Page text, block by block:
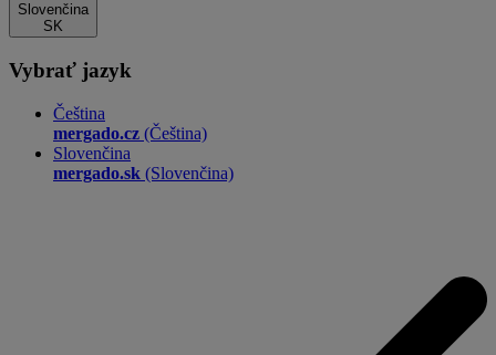
Slovenčina
SK
Vybrať jazyk
Čeština
mergado.cz (Čeština)
Slovenčina
mergado.sk (Slovenčina)